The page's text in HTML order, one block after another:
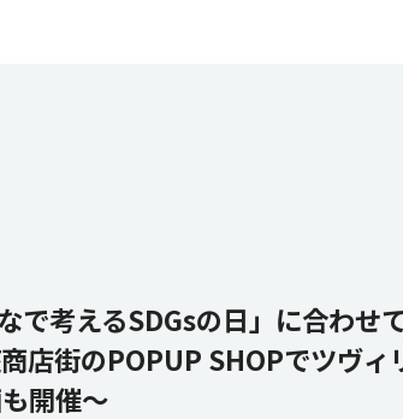
IR
で考えるSDGsの日」に合わ
店街のPOPUP SHOPでツヴ
開催～